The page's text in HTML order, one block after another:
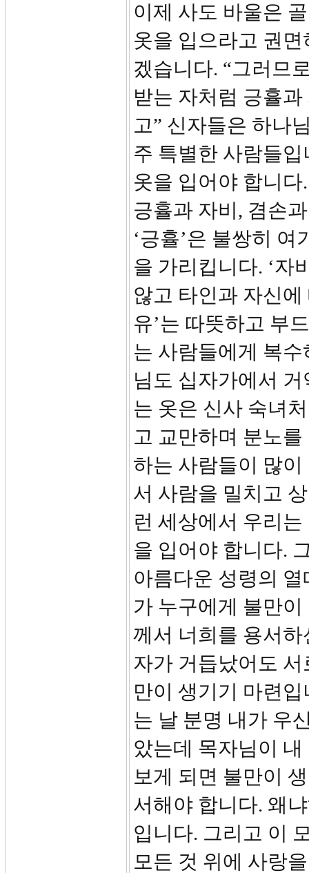
이제 사도 바울은
옷을 입으라고 권
겠습니다. “그러므
받는 자처럼 긍휼
고” 신자들은 하나
주 특별한 사람들
옷을 입어야 합니
긍휼과 자비, 겸손
‘긍휼’은 불쌍히
을 가리킵니다. ‘자
않고 타인과 자신
유’는 따뜻하고 부
는 사람들에게 복
님도 십자가에서
는 옷은 신사 숙녀
고 교만하며 분노
하는 사람들이 많
서 사람을 밀치고
런 세상에서 우리
을 입어야 합니다.
아름다운 성령의
가 누구에게 불만
께서 너희를 용서
자가 거듭났어도
만이 생기기 마련
는 날 분명 내가 우
았는데 목자님이
보게 되면 불만이
서해야 합니다. 왜
입니다. 그리고 이
모든 것 위에 사랑